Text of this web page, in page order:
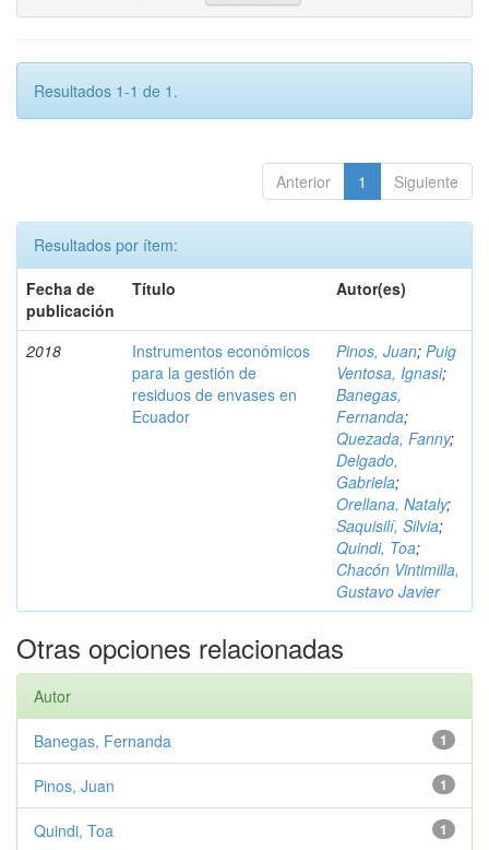
Resultados 1-1 de 1.
Anterior 1 Siguiente
Resultados por ítem:
Fecha de
publicación
Título Autor(es)
2018
Instrumentos económicos
para la gestión de
residuos de envases en
Ecuador
Pinos, Juan; Puig
Ventosa, Ignasi;
Banegas,
Fernanda;
Quezada, Fanny;
Delgado,
Gabriela;
Orellana, Nataly;
Saquisilí, Silvia;
Quindi, Toa;
Chacón Vintimilla,
Gustavo Javier
Otras opciones relacionadas
Autor
1
Banegas, Fernanda
1
Pinos, Juan
1
Quindi, Toa